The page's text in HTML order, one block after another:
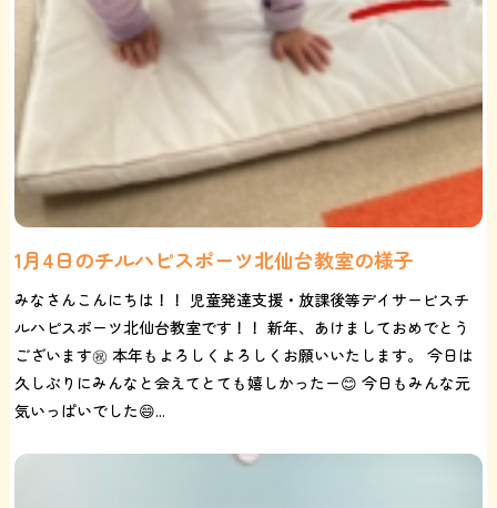
1月4日のチルハピスポーツ北仙台教室の様子
みなさんこんにちは！！ 児童発達支援・放課後等デイサービスチ
ルハピスポーツ北仙台教室です！！ 新年、あけましておめでとう
ございます㊗️ 本年もよろしくよろしくお願いいたします。 今日は
久しぶりにみんなと会えてとても嬉しかったー😊 今日もみんな元
気いっぱいでした😄...